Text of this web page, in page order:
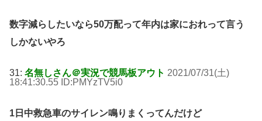
数字減らしたいなら50万配って年内は家におれって言う
しかないやろ
31: 名無しさん＠実況で競馬板アウト 2021/07/31(土)
18:41:30.55 ID:PMYzTV5i0
1日中救急車のサイレン鳴りまくってんだけど